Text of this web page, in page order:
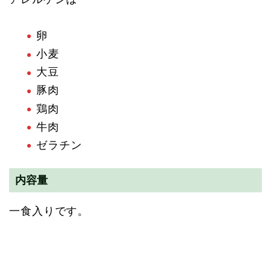
卵
小麦
大豆
豚肉
鶏肉
牛肉
ゼラチン
内容量
一食入りです。